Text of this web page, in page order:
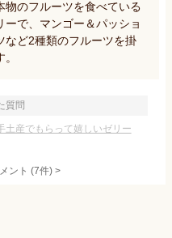
物のフルーツを食べている
で、マンゴー＆パッショ
など2種類のフルーツを掛
質問
土産でもらって嬉しいゼリー
ント (7件) >